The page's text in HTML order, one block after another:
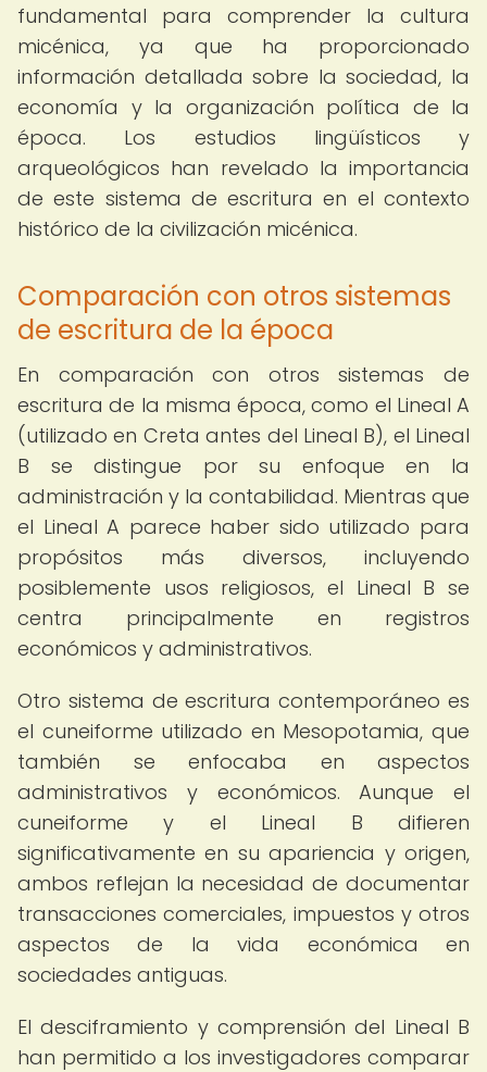
fundamental para comprender la cultura
micénica, ya que ha proporcionado
información detallada sobre la sociedad, la
economía y la organización política de la
época. Los estudios lingüísticos y
arqueológicos han revelado la importancia
de este sistema de escritura en el contexto
histórico de la civilización micénica.
Comparación con otros sistemas
de escritura de la época
En comparación con otros sistemas de
escritura de la misma época, como el Lineal A
(utilizado en Creta antes del Lineal B), el Lineal
B se distingue por su enfoque en la
administración y la contabilidad. Mientras que
el Lineal A parece haber sido utilizado para
propósitos más diversos, incluyendo
posiblemente usos religiosos, el Lineal B se
centra principalmente en registros
económicos y administrativos.
Otro sistema de escritura contemporáneo es
el cuneiforme utilizado en Mesopotamia, que
también se enfocaba en aspectos
administrativos y económicos. Aunque el
cuneiforme y el Lineal B difieren
significativamente en su apariencia y origen,
ambos reflejan la necesidad de documentar
transacciones comerciales, impuestos y otros
aspectos de la vida económica en
sociedades antiguas.
El desciframiento y comprensión del Lineal B
han permitido a los investigadores comparar